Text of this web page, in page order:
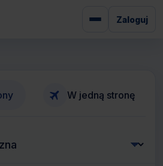
Zaloguj
W jedną stronę